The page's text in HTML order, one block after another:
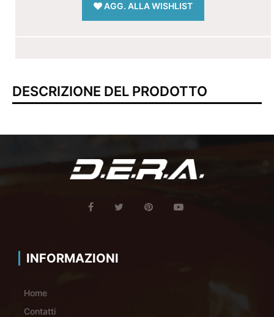
AGG. ALLA WISHLIST
DESCRIZIONE DEL PRODOTTO
INFORMAZIONI
Home
Contatti